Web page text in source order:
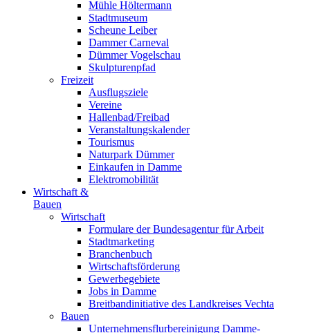
Mühle Höltermann
Stadtmuseum
Scheune Leiber
Dammer Carneval
Dümmer Vogelschau
Skulpturenpfad
Freizeit
Ausflugsziele
Vereine
Hallenbad/Freibad
Veranstaltungskalender
Tourismus
Naturpark Dümmer
Einkaufen in Damme
Elektromobilität
Wirtschaft &
Bauen
Wirtschaft
Formulare der Bundesagentur für Arbeit
Stadtmarketing
Branchenbuch
Wirtschaftsförderung
Gewerbegebiete
Jobs in Damme
Breitbandinitiative des Landkreises Vechta
Bauen
Unternehmensflurbereinigung Damme-